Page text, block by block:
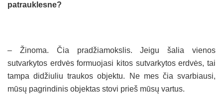
patrauklesne?
– Žinoma. Čia pradžiamokslis. Jeigu šalia vienos
sutvarkytos erdvės formuojasi kitos sutvarkytos erdvės, tai
tampa didžiuliu traukos objektu. Ne mes čia svarbiausi,
mūsų pagrindinis objektas stovi prieš mūsų vartus.